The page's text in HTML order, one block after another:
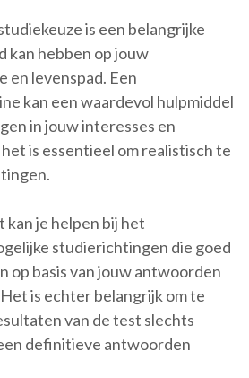
is een belangrijke
kan hebben op jouw
en levenspad. Een
kan een waardevol hulpmiddel
in jouw interesses en
is essentieel om realistisch te
kan je helpen bij het
studierichtingen die goed
op basis van jouw antwoorden
is echter belangrijk om te
van de test slechts
definitieve antwoorden